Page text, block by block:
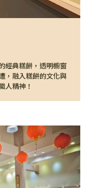
經典糕餅，透明櫥窗
，融入糕餅的文化與
人精神！